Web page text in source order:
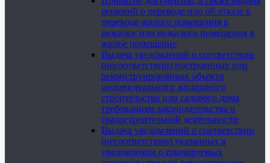
решений о переводе или об отказе в
переводе жилого помещения в
нежилое или нежилого помещения в
жилое помещение
Выдача уведомлений о соответствии
(несоответствии) построенных или
реконструированных объекта
индивидуального жилищного
строительства или садового дома
требованиям законодательства о
градостроительной деятельности
Выдача уведомлений о соответствии
(несоответствии) указанных в
уведомлении о планируемых